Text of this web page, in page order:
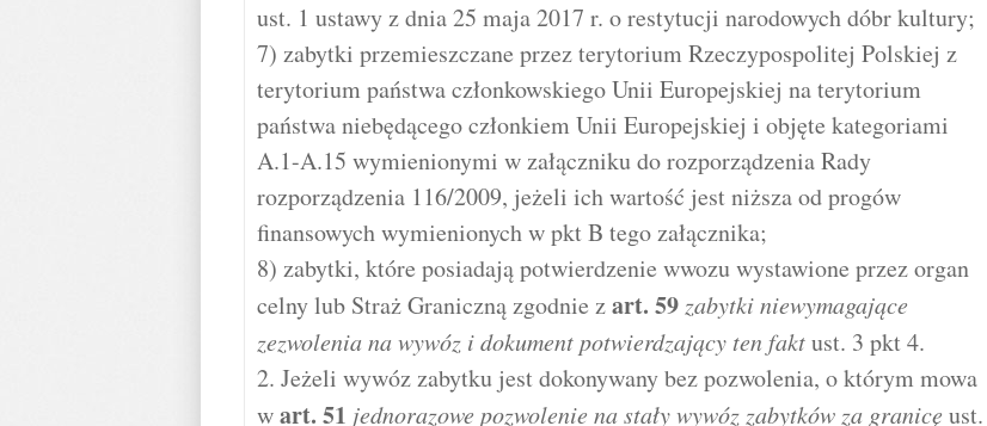
ust. 1 ustawy z dnia 25 maja 2017 r. o restytucji narodowych dóbr kultury;
7) zabytki przemieszczane przez terytorium Rzeczypospolitej Polskiej z
terytorium państwa członkowskiego Unii Europejskiej na terytorium
państwa niebędącego członkiem Unii Europejskiej i objęte kategoriami
A.1-A.15 wymienionymi w załączniku do rozporządzenia Rady
rozporządzenia 116/2009, jeżeli ich wartość jest niższa od progów
finansowych wymienionych w pkt B tego załącznika;
8) zabytki, które posiadają potwierdzenie wwozu wystawione przez organ
celny lub Straż Graniczną zgodnie zart. 59 zabytki niewymagające
zezwolenia na wywóz i dokument potwierdzający ten faktust. 3 pkt 4.
2. Jeżeli wywóz zabytku jest dokonywany bez pozwolenia, o którym mowa
wart. 51 jednorazowe pozwolenie na stały wywóz zabytków za granicę ust.